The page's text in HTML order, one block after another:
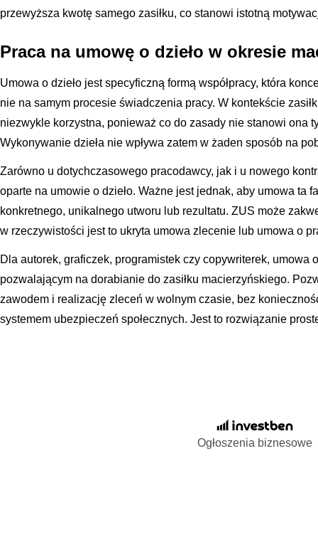
przewyższa kwotę samego zasiłku, co stanowi istotną
Praca na umowę o dzieło w okresie
Umowa o dzieło jest specyficzną formą współpracy, która
nie na samym procesie świadczenia pracy. W kontekście
niezwykle korzystna, ponieważ co do zasady nie stanowi ona
Wykonywanie dzieła nie wpływa zatem w żaden sposób na
Zarówno u dotychczasowego pracodawcy, jak i u nowego
oparte na umowie o dzieło. Ważne jest jednak, aby umowa ta
konkretnego, unikalnego utworu lub rezultatu. ZUS może
w rzeczywistości jest to ukryta umowa zlecenie lub umowa o
Dla autorek, graficzek, programistek czy copywriterek, umowa
pozwalającym na dorabianie do zasiłku macierzyńskiego.
zawodem i realizację zleceń w wolnym czasie, bez
systemem ubezpieczeń społecznych. Jest to rozwiązanie
Ogłoszenia biznesowe